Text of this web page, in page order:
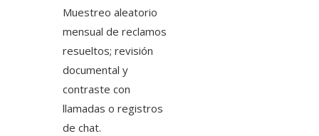
Muestreo aleatorio
mensual de reclamos
resueltos; revisión
documental y
contraste con
llamadas o registros
de chat.